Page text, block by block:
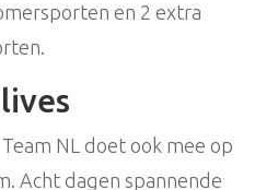
en 2 extra
NL doet ook mee op
Acht dagen spannende